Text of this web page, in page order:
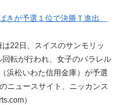
きが予選１位で決勝Ｔ進出
22日、スイスのサンモリッ
転が行われ、女子のパラレル
浜松いわた信用金庫）が予選
ニュースサイト、ニッカンス
）